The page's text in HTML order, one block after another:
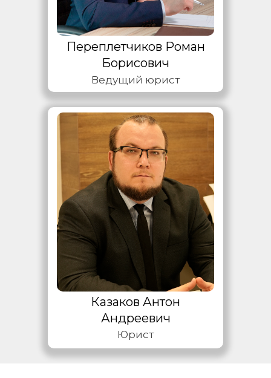
Переплетчиков Роман
Борисович
Ведущий юрист
Казаков Антон
Андреевич
Юрист